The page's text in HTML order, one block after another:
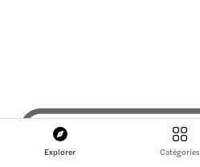
Explorer Catégories